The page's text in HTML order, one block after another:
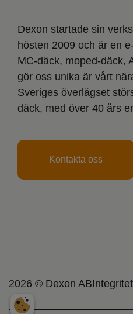
Dexon startade sin
hösten 2009 och är en
MC-däck, moped-däck,
gör oss unika är vårt
Sveriges överlägset
däck, med över 40 års
Kontakta oss
2026 © Dexon AB